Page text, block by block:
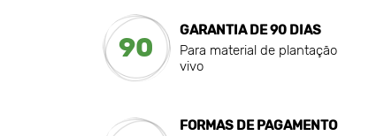
90
GARANTIA DE 90 DIAS
Para material de plantação
vivo
FORMAS DE PAGAMENTO